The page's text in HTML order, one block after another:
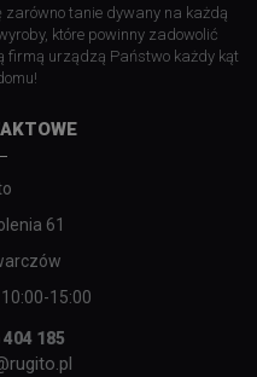
tanie dywany na każdą
które powinny zadowolić
firmą urządzą Państwo każdy kąt
61
15:00
185